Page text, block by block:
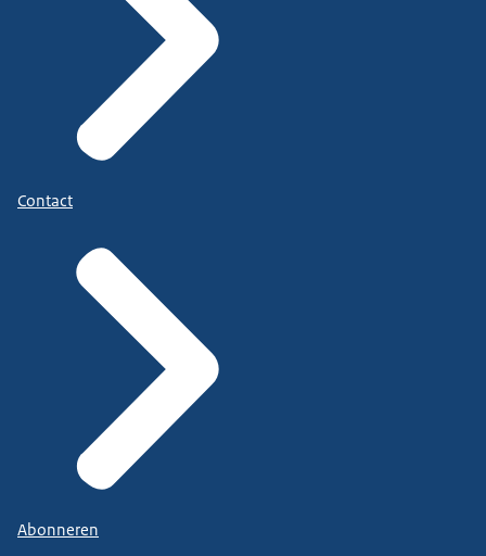
Contact
Abonneren